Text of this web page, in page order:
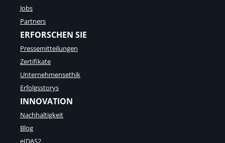
Jobs
Partners
ERFORSCHEN SIE
Pressemitteilungen
Zertifikate
Unternehmensethik
Erfolgsstorys
INNOVATION
Nachhaltigkeit
Blog
eIDAS2